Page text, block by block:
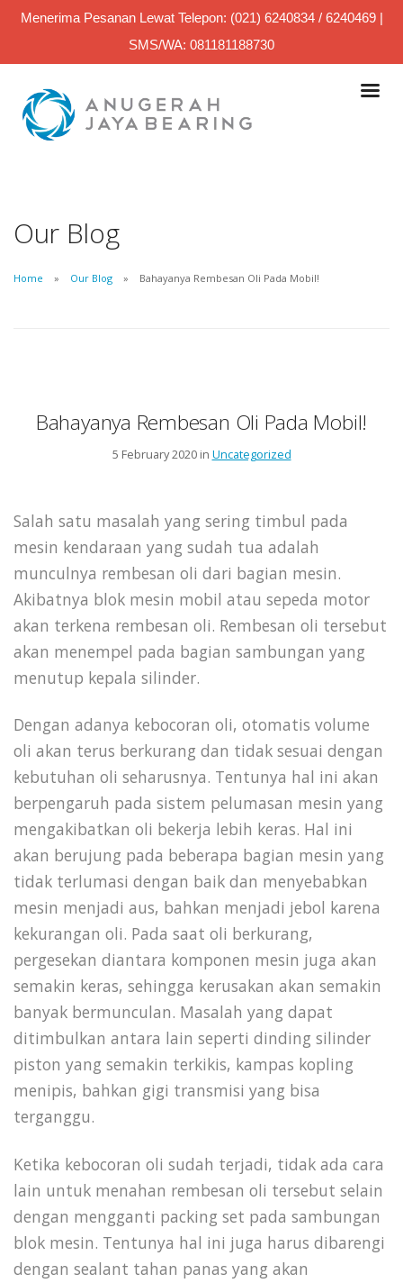
Menerima Pesanan Lewat Telepon: (021) 6240834 / 6240469 |
SMS/WA: 081181188730
Our Blog
Home Our Blog Bahayanya Rembesan Oli Pada Mobil!
Bahayanya Rembesan Oli Pada Mobil!
5 February 2020 in Uncategorized
Salah satu masalah yang sering timbul pada
mesin kendaraan yang sudah tua adalah
munculnya rembesan oli dari bagian mesin.
Akibatnya blok mesin mobil atau sepeda motor
akan terkena rembesan oli. Rembesan oli tersebut
akan menempel pada bagian sambungan yang
menutup kepala silinder.
Dengan adanya kebocoran oli, otomatis volume
oli akan terus berkurang dan tidak sesuai dengan
kebutuhan oli seharusnya. Tentunya hal ini akan
berpengaruh pada sistem pelumasan mesin yang
mengakibatkan oli bekerja lebih keras. Hal ini
akan berujung pada beberapa bagian mesin yang
tidak terlumasi dengan baik dan menyebabkan
mesin menjadi aus, bahkan menjadi jebol karena
kekurangan oli. Pada saat oli berkurang,
pergesekan diantara komponen mesin juga akan
semakin keras, sehingga kerusakan akan semakin
banyak bermunculan. Masalah yang dapat
ditimbulkan antara lain seperti dinding silinder
piston yang semakin terkikis, kampas kopling
menipis, bahkan gigi transmisi yang bisa
terganggu.
Ketika kebocoran oli sudah terjadi, tidak ada cara
lain untuk menahan rembesan oli tersebut selain
dengan mengganti packing set pada sambungan
blok mesin. Tentunya hal ini juga harus dibarengi
dengan sealant tahan panas yang akan